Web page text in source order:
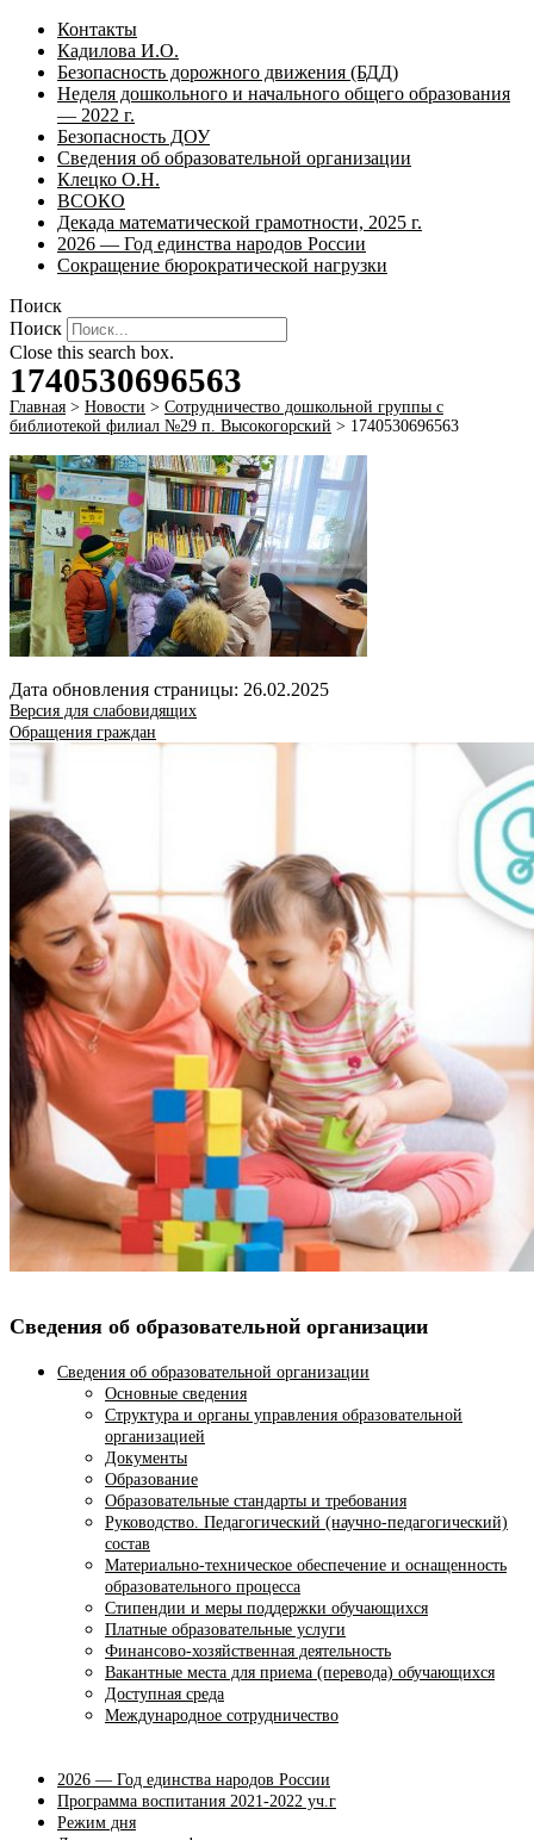
Контакты
Кадилова И.О.
Безопасность дорожного движения (БДД)
Неделя дошкольного и начального общего образования
— 2022 г.
Безопасность ДОУ
Сведения об образовательной организации
Клецко О.Н.
ВСОКО
Декада математической грамотности, 2025 г.
2026 — Год единства народов России
Сокращение бюрократической нагрузки
Поиск
Поиск
Close this search box.
1740530696563
Главная > Новости > Сотрудничество дошкольной группы с
библиотекой филиал №29 п. Высокогорский > 1740530696563
Дата обновления страницы: 26.02.2025
Версия для слабовидящих
Обращения граждан
Сведения об образовательной организации
Сведения об образовательной организации
Основные сведения
Структура и органы управления образовательной
организацией
Документы
Образование
Образовательные стандарты и требования
Руководство. Педагогический (научно-педагогический)
состав
Материально-техническое обеспечение и оснащенность
образовательного процесса
Стипендии и меры поддержки обучающихся
Платные образовательные услуги
Финансово-хозяйственная деятельность
Вакантные места для приема (перевода) обучающихся
Доступная среда
Международное сотрудничество
2026 — Год единства народов России
Программа воспитания 2021-2022 уч.г
Режим дня